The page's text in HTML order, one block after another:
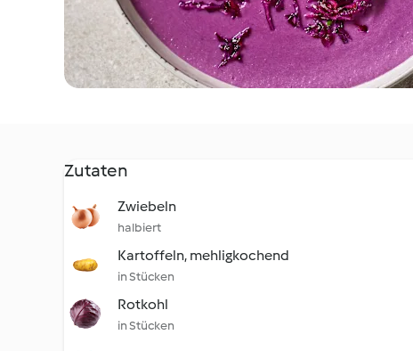
Zutaten
Zwiebeln
halbiert
Kartoffeln, mehligkochend
in Stücken
Rotkohl
in Stücken